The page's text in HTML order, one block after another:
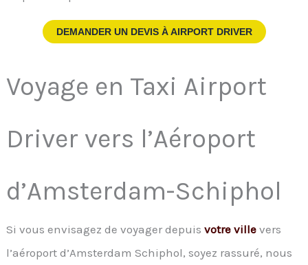
DEMANDER UN DEVIS ÀAIRPORT DRIVER
Voyage en Taxi Airport
Driver vers l’Aéroport
d’Amsterdam-Schiphol
Si vous envisagez de voyager depuisvotre ville vers
l’aéroport d’Amsterdam Schiphol, soyez rassuré, nous